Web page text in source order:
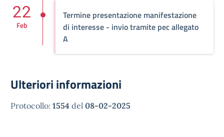
Termine presentazione manifestazione
di interesse - invio tramite pec allegato
A
22
Feb
Ulteriori informazioni
Protocollo: 1554 del 08-02-2025